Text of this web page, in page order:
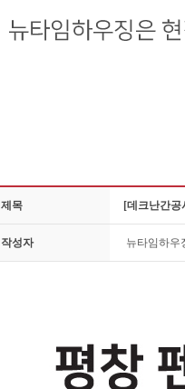
제목 [데크난간
작성자 뉴타임하우